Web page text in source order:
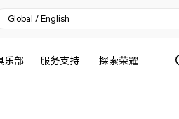
Global / English
乐部 服务支持 探索荣耀